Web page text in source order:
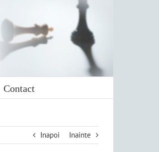
Contact
Inapoi Inainte